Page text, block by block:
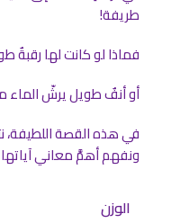
طريفة!
فماذا لو كانت لها رقبةٌ
أو أنفٌ طويل يرشّ الماء
في هذه القصة اللطيفة،
ونفهم أهمَّ معاني
الوزن